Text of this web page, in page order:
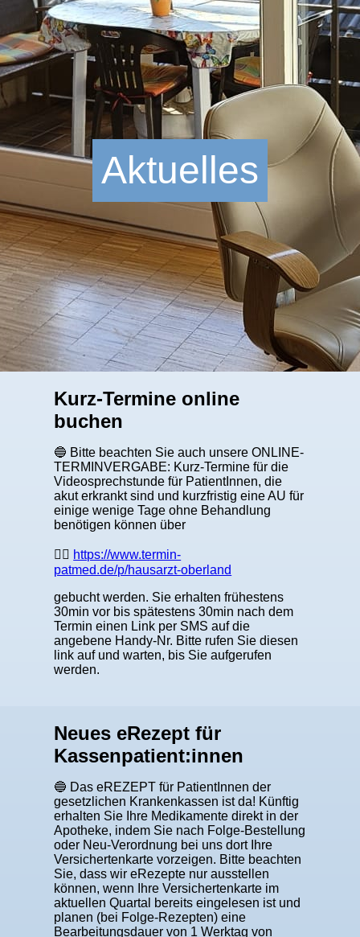
Aktuelles
Kurz-Termine online
buchen
🔵 Bitte beachten Sie auch unsere ONLINE-
TERMINVERGABE: Kurz-Termine für die
Videosprechstunde für PatientInnen, die
akut erkrankt sind und kurzfristig eine AU für
einige wenige Tage ohne Behandlung
benötigen können über
👉🏼 https://www.termin-
patmed.de/p/hausarzt-oberland
gebucht werden. Sie erhalten frühestens
30min vor bis spätestens 30min nach dem
Termin einen Link per SMS auf die
angebene Handy-Nr. Bitte rufen Sie diesen
link auf und warten, bis Sie aufgerufen
werden.
Neues eRezept für
Kassenpatient:innen
🔵 Das eREZEPT für PatientInnen der
gesetzlichen Krankenkassen ist da! Künftig
erhalten Sie Ihre Medikamente direkt in der
Apotheke, indem Sie nach Folge-Bestellung
oder Neu-Verordnung bei uns dort Ihre
Versichertenkarte vorzeigen. Bitte beachten
Sie, dass wir eRezepte nur ausstellen
können, wenn Ihre Versichertenkarte im
aktuellen Quartal bereits eingelesen ist und
planen (bei Folge-Rezepten) eine
Bearbeitungsdauer von 1 Werktag von